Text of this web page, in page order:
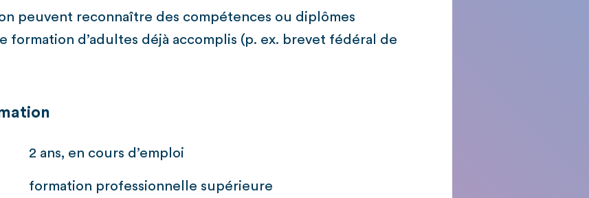
peuvent reconnaître des compétences ou diplômes
formation d’adultes déjà accomplis (p. ex. brevet fédéral de
2 ans, en cours d’emploi
formation professionnelle supérieure